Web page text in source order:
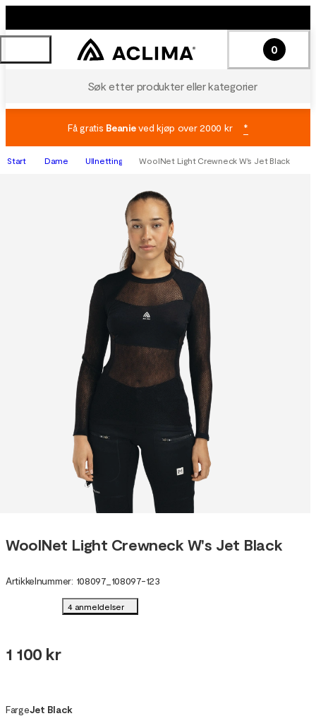
Søk etter produkter eller kategorier
0
Få gratis Beanieved kjøp over 2000 kr *
Start Dame Ullnetting WoolNet Light Crewneck W's Jet Black
WoolNet Light Crewneck W's Jet Black
Artikkelnummer: 108097_ 108097-123
4 anmeldelser
1 100 kr
FargeJet Black